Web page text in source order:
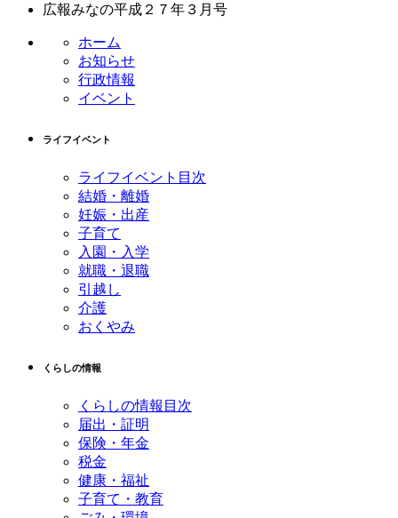
広報みなの平成２７年３月号
ホーム
お知らせ
行政情報
イベント
ライフイベント
ライフイベント目次
結婚・離婚
妊娠・出産
子育て
入園・入学
就職・退職
引越し
介護
おくやみ
くらしの情報
くらしの情報目次
届出・証明
保険・年金
税金
健康・福祉
子育て・教育